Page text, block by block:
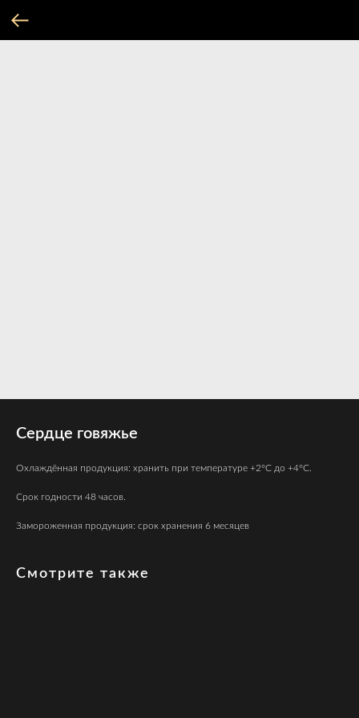
Сердце говяжье
Охлаждённая продукция: хранить при температуре +2°C до +4°C.
Срок годности 48 часов.
Замороженная продукция: срок хранения 6 месяцев
Смотрите также